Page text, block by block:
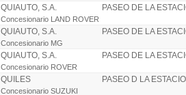
QUIAUTO, S.A. PASEO DE LA
Concesionario LAND ROVER
QUIAUTO, S.A. PASEO DE LA
Concesionario MG
QUIAUTO, S.A. PASEO DE LA
Concesionario ROVER
QUILES PASEO D LA
Concesionario SUZUKI